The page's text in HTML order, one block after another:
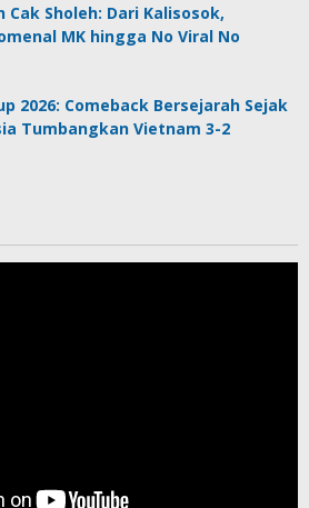
Cak Sholeh: Dari Kalisosok,
MK hingga No Viral No
2026: Comeback Bersejarah Sejak
Tumbangkan Vietnam 3-2